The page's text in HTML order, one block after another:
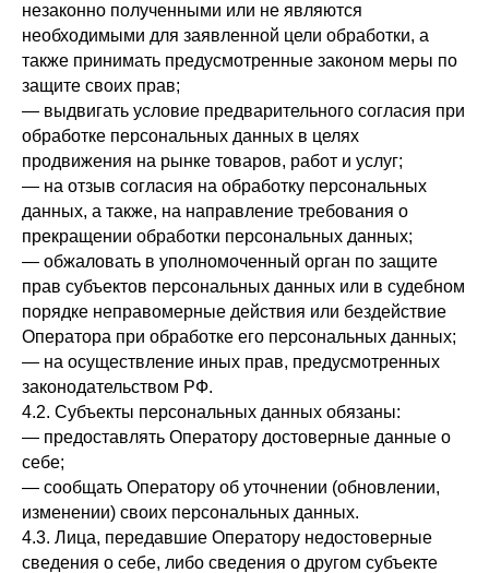
незаконно полученными или не являются
необходимыми для заявленной цели обработки, а
также принимать предусмотренные законом меры по
защите своих прав;
— выдвигать условие предварительного согласия при
обработке персональных данных в целях
продвижения на рынке товаров, работ и услуг;
— на отзыв согласия на обработку персональных
данных, а также, на направление требования о
прекращении обработки персональных данных;
— обжаловать в уполномоченный орган по защите
прав субъектов персональных данных или в судебном
порядке неправомерные действия или бездействие
Оператора при обработке его персональных данных;
— на осуществление иных прав, предусмотренных
законодательством РФ.
4.2. Субъекты персональных данных обязаны:
— предоставлять Оператору достоверные данные о
себе;
— сообщать Оператору об уточнении (обновлении,
изменении) своих персональных данных.
4.3. Лица, передавшие Оператору недостоверные
сведения о себе, либо сведения о другом субъекте